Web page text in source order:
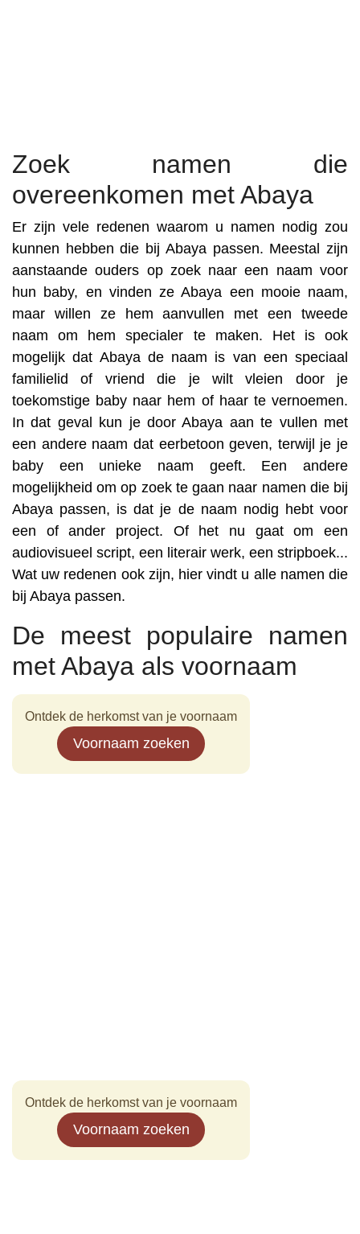
Zoek namen die
overeenkomen met Abaya
Er zijn vele redenen waarom u namen nodig zou
kunnen hebben die bij Abaya passen. Meestal zijn
aanstaande ouders op zoek naar een naam voor
hun baby, en vinden ze Abaya een mooie naam,
maar willen ze hem aanvullen met een tweede
naam om hem specialer te maken. Het is ook
mogelijk dat Abaya de naam is van een speciaal
familielid of vriend die je wilt vleien door je
toekomstige baby naar hem of haar te vernoemen.
In dat geval kun je door Abaya aan te vullen met
een andere naam dat eerbetoon geven, terwijl je je
baby een unieke naam geeft. Een andere
mogelijkheid om op zoek te gaan naar namen die bij
Abaya passen, is dat je de naam nodig hebt voor
een of ander project. Of het nu gaat om een
audiovisueel script, een literair werk, een stripboek...
Wat uw redenen ook zijn, hier vindt u alle namen die
bij Abaya passen.
De meest populaire namen
met Abaya als voornaam
Ontdek de herkomst van je voornaam
Voornaam zoeken
Ontdek de herkomst van je voornaam
Voornaam zoeken